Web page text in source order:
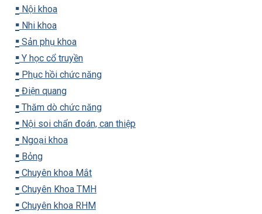
▪️ Nội khoa
▪️ Nhi khoa
▪️ Sản phụ khoa
▪️ Y học cổ truyền
▪️ Phục hồi chức năng
▪️ Điện quang
▪️ Thăm dò chức năng
▪️ Nội soi chẩn đoán, can thiệp
▪️ Ngoại khoa
▪️ Bỏng
▪️ Chuyên khoa Mắt
▪️ Chuyên Khoa TMH
▪️ Chuyên khoa RHM